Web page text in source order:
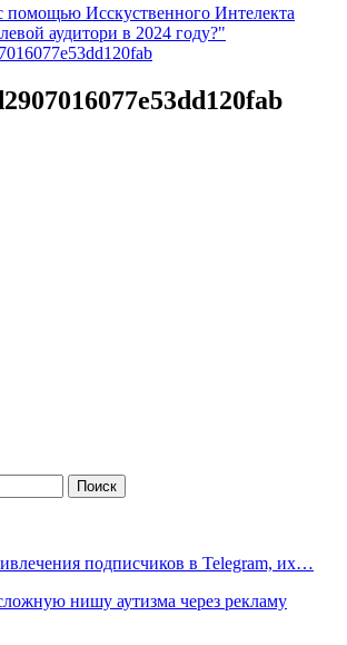
помощью Исскуственного Интелекта
аудитори в 2024 году?"
подписчиков в Telegram, их…
нишу аутизма через рекламу